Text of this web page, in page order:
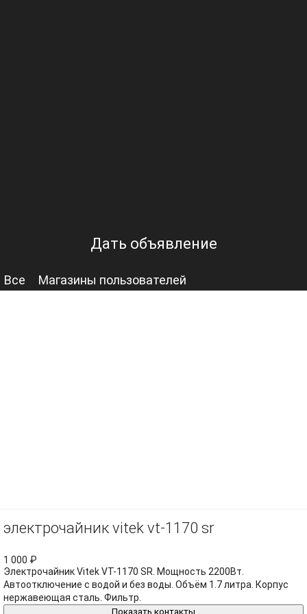
Дать объявление
Все Магазины пользователей
электрочайник vitek vt-1170 sr
1 000 ₽
Электрочайник Vitek VT-1170 SR. Мощность 2200Вт.
Автоотключение с водой и без воды. Объём 1.7 литра. Корпус
нержавеющая сталь. Фильтр.